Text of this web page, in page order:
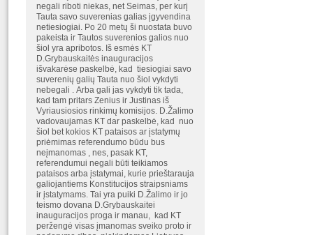
negali riboti niekas, net Seimas, per kurį
Tauta savo suverenias galias įgyvendina
netiesiogiai. Po 20 metų ši nuostata buvo
pakeista ir Tautos suverenios galios nuo
šiol yra apribotos. Iš esmės KT
D.Grybauskaitės inauguracijos
išvakarėse paskelbė, kad tiesiogiai savo
suverenių galių Tauta nuo šiol vykdyti
nebegali . Arba gali jas vykdyti tik tada,
kad tam pritars Zenius ir Justinas iš
Vyriausiosios rinkimų komisijos. D.Žalimo
vadovaujamas KT dar paskelbė, kad nuo
šiol bet kokios KT pataisos ar įstatymų
priėmimas referendumo būdu bus
neįmanomas , nes, pasak KT,
referendumui negali būti teikiamos
pataisos arba įstatymai, kurie prieštarauja
galiojantiems Konstitucijos straipsniams
ir įstatymams. Tai yra puiki D.Žalimo ir jo
teismo dovana D.Grybauskaitei
inauguracijos proga ir manau, kad KT
peržengė visas įmanomas sveiko proto ir